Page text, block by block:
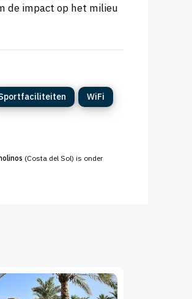
de impact op het milieu
WiFi
(Costa del Sol) is onder